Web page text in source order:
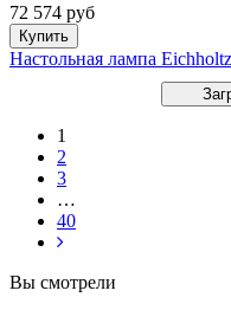
72 574 руб
Купить
Настольная лампа
1
2
3
…
40
Вы смотрели